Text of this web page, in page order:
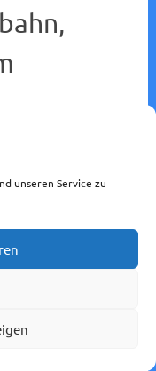
unseren Service zu